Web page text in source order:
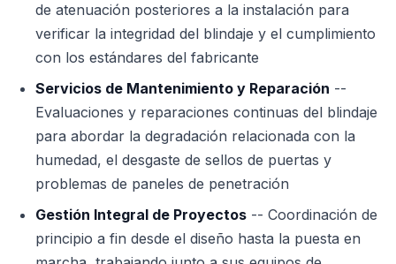
de atenuación posteriores a la instalación para
verificar la integridad del blindaje y el cumplimiento
con los estándares del fabricante
Servicios de Mantenimiento y Reparación --
Evaluaciones y reparaciones continuas del blindaje
para abordar la degradación relacionada con la
humedad, el desgaste de sellos de puertas y
problemas de paneles de penetración
Gestión Integral de Proyectos -- Coordinación de
principio a fin desde el diseño hasta la puesta en